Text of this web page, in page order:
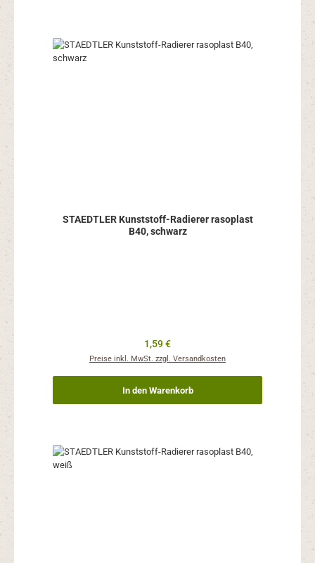
STAEDTLER Kunststoff-Radierer rasoplast
B40, schwarz
Regulärer Preis:
1,59 €
Preise inkl. MwSt. zzgl. Versandkosten
In den Warenkorb